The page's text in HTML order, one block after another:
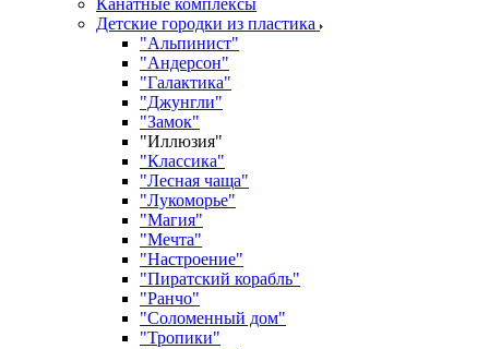
Канатные комплексы
Детские городки из пластика
"Альпинист"
"Андерсон"
"Галактика"
"Джунгли"
"Замок"
"Иллюзия"
"Классика"
"Лесная чаща"
"Лукоморье"
"Магия"
"Мечта"
"Настроение"
"Пиратский корабль"
"Ранчо"
"Соломенный дом"
"Тропики"